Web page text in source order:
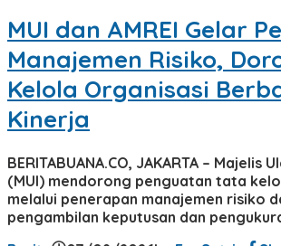
MUI dan AMREI Gelar
Manajemen Risiko,
Kelola Organisasi
Kinerja
BERITABUANA.CO, JAKARTA – Majelis
(MUI) mendorong penguatan tata
melalui penerapan manajemen risiko
pengambilan keputusan dan